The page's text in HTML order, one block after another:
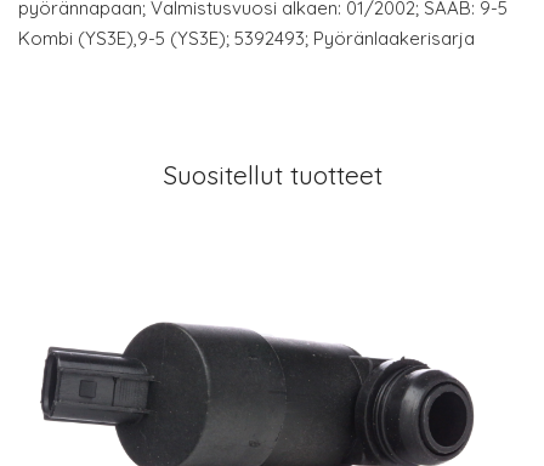
pyörännapaan; Valmistusvuosi alkaen: 01/2002; SAAB: 9-5
Kombi (YS3E),9-5 (YS3E); 5392493; Pyöränlaakerisarja
Suositellut tuotteet